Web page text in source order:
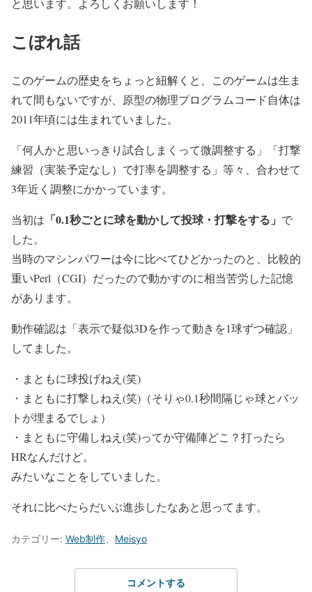
と思います。よろしくお願いします！
こぼれ話
このゲームの歴史をちょっと紐解くと、このゲームは生ま
れて間もないですが、原型の物理プログラムコード自体は
2011年頃には生まれていました。
「何人かと思いっきり試合しまくって微調整する」「打撃
練習（実装予定なし）で打率を調整する」等々、合わせて
3年近く調整にかかっています。
当初は 「0.1秒ごとに球を動かして投球・打撃をする」 で
した。
当時のマシンパワーは今に比べてひどかったのと、比較的
重いPerl（CGI）だったので動かすのに相当苦労した記憶
があります。
動作確認は「表示で疑似3Dを作って動きを1球ずつ確認」
してました。
・まともに球投げねえ(笑)
・まともに打撃しねえ(笑)（そりゃ0.1秒間隔じゃ球とバッ
トが埋まるでしょ）
・まともに守備しねえ(笑)ってか守備陣どこ？打ったら
HRなんだけど。
みたいなことをしていました。
それに比べたらだいぶ進歩したなあと思ってます。
カテゴリー: Web制作 Meisyo
コメントする